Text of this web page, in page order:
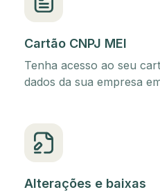
Cartão CNPJ MEI
Tenha acesso ao seu
dados da sua empresa
Alterações e baixas